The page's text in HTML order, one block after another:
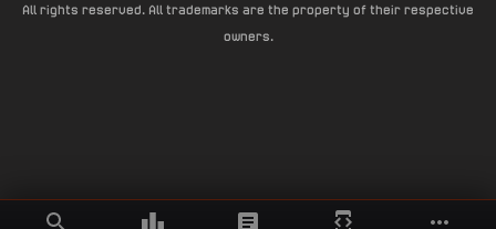
All rights reserved. All trademarks are the property of their respective
owners.